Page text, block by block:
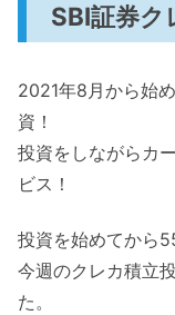
SBI証券ク
2021年8月から始
資！
投資をしながらカ
ビス！
投資を始めてから
今週のクレカ積立
た。